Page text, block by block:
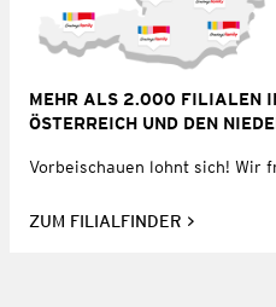
MEHR ALS 2.000 FILIALEN
ÖSTERREICH UND DEN
Vorbeischauen lohnt sich! Wir
ZUM FILIALFINDER